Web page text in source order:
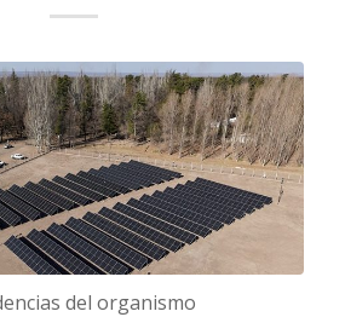
del organismo